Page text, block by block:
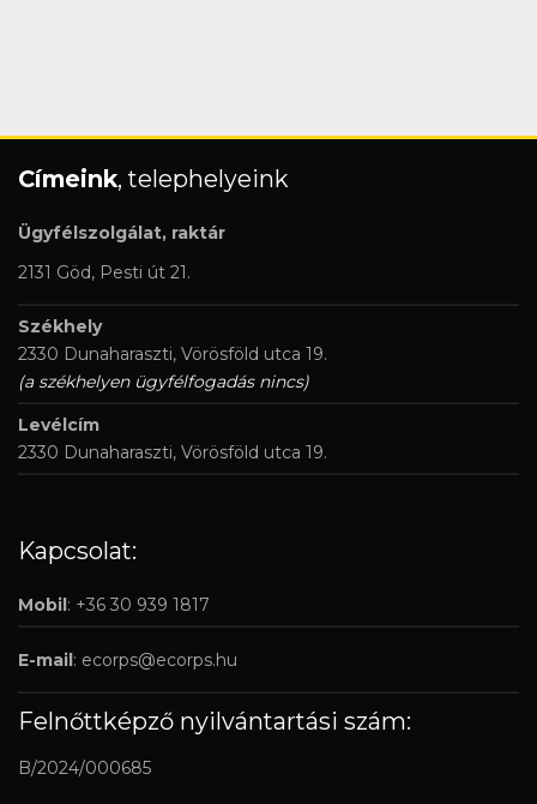
Címeink, telephelyeink
Ügyfélszolgálat, raktár
2131 Göd, Pesti út 21.
Székhely
2330 Dunaharaszti, Vörösföld utca 19.
(a székhelyen ügyfélfogadás nincs)
Levélcím
2330 Dunaharaszti, Vörösföld utca 19.
Kapcsolat:
Mobil: +36 30 939 1817
E-mail: ecorps@ecorps.hu
Felnőttképző nyilvántartási szám:
B/2024/000685